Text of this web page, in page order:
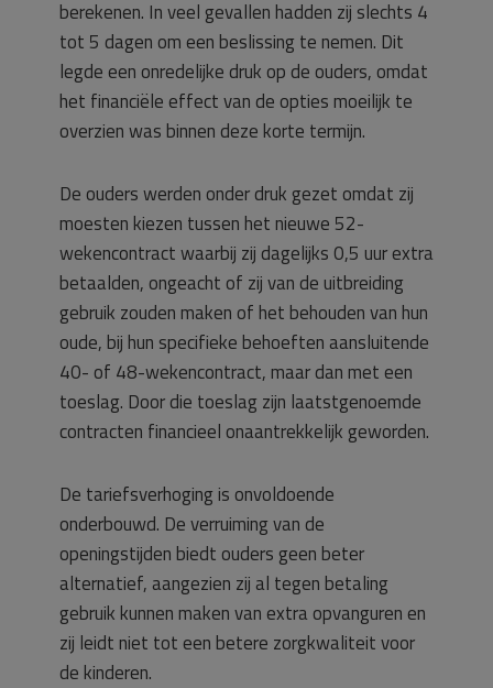
berekenen. In veel gevallen hadden zij slechts 4
tot 5 dagen om een beslissing te nemen. Dit
legde een onredelijke druk op de ouders, omdat
het financiële effect van de opties moeilijk te
overzien was binnen deze korte termijn.
De ouders werden onder druk gezet omdat zij
moesten kiezen tussen het nieuwe 52-
wekencontract waarbij zij dagelijks 0,5 uur extra
betaalden, ongeacht of zij van de uitbreiding
gebruik zouden maken of het behouden van hun
oude, bij hun specifieke behoeften aansluitende
40- of 48-wekencontract, maar dan met een
toeslag. Door die toeslag zijn laatstgenoemde
contracten financieel onaantrekkelijk geworden.
De tariefsverhoging is onvoldoende
onderbouwd. De verruiming van de
openingstijden biedt ouders geen beter
alternatief, aangezien zij al tegen betaling
gebruik kunnen maken van extra opvanguren en
zij leidt niet tot een betere zorgkwaliteit voor
de kinderen.